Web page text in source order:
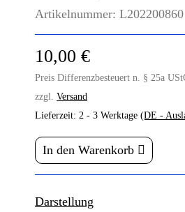
Artikelnummer: L202200860
10,00 €
Preis Differenzbesteuert n. § 25a
zzgl. Versand
Lieferzeit: 2 - 3 Werktage (DE -
In den Warenkorb
Darstellung